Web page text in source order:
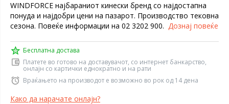
WINDFORCE најбараниот кинески бренд со најдостапна
понуда и најдобри цени на пазарот. Производство тековна
сезона. Повеќе информации на 02 3202 900. Дознај повеќе
Бесплатна достава
Платете во готово на доставувачот, со интернет банкарство,
онлајн со картички еднократно и на рати
Враќањето на производот е возможно во рок од 14 дена
Како да нарачате онлајн?